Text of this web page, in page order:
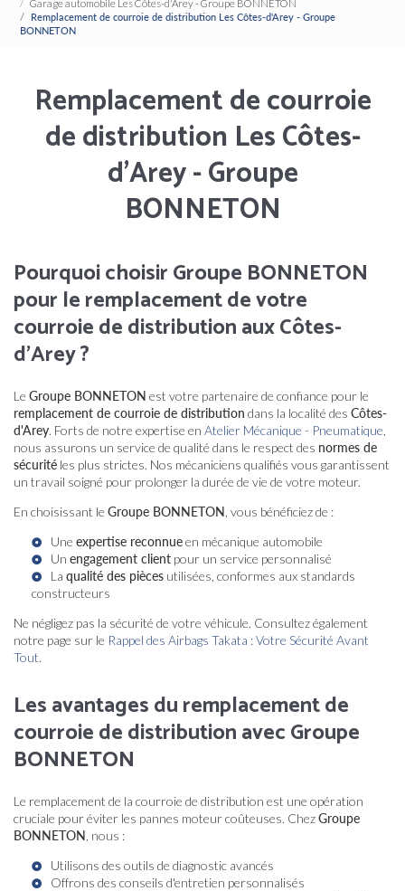
Garage automobile Les Côtes-d'Arey - Groupe BONNETON
Remplacement de courroie de distribution Les Côtes-d'Arey - Groupe
BONNETON
Remplacement de courroie
de distribution Les Côtes-
d'Arey - Groupe
BONNETON
Pourquoi choisir Groupe BONNETON
pour le remplacement de votre
courroie de distribution aux Côtes-
d'Arey ?
Le Groupe BONNETON est votre partenaire de confiance pour le
remplacement de courroie de distribution dans la localité des Côtes-
d'Arey. Forts de notre expertise en Atelier Mécanique - Pneumatique
nous assurons un service de qualité dans le respect des normes de
sécurité les plus strictes. Nos mécaniciens qualifiés vous garantissent
un travail soigné pour prolonger la durée de vie de votre moteur.
En choisissant le Groupe BONNETON , vous bénéficiez de :
Une expertise reconnueen mécanique automobile
Un engagement client pour un service personnalisé
La qualité des pièces utilisées, conformes aux standards
constructeurs
Ne négligez pas la sécurité de votre véhicule. Consultez également
notre page sur le Rappel des Airbags Takata : Votre Sécurité Avant
Tout.
Les avantages du remplacement de
courroie de distribution avec Groupe
BONNETON
Le remplacement de la courroie de distribution est une opération
cruciale pour éviter les pannes moteur coûteuses. ChezGroupe
BONNETON , nous :
Utilisons des outils de diagnostic avancés
Offrons des conseils d'entretien personnalisés